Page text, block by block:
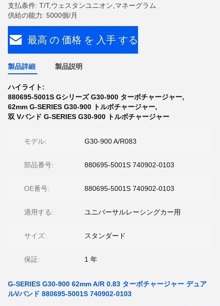
支払条件: T/T,ウェスタンユニオン,マネーグラム
供給の能力: 5000個/月
最高 の 価格 を 入手 する
製品詳細 製品説明
ハイライト:
880695-5001S Gシリーズ G30-900 ターボチャージャー,
62mm G-SERIES G30-900 トルボチャージャー,
双 Vバンド G-SERIES G30-900 トルボチャージャー
モデル: G30-900 A/R083
部品番号: 880695-5001S 740902-0103
OE番号: 880695-5001S 740902-0103
適用する: ユニバーサルレーシングカー用
サイズ: スタンダード
保証: 1 年
G-SERIES G30-900 62mm A/R 0.83 ターボチャージャー デュア
ルVバンド 880695-5001S 740902-0103